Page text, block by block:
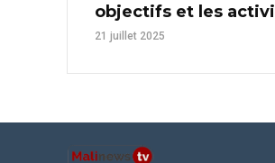
objectifs et les
21 juillet 2025